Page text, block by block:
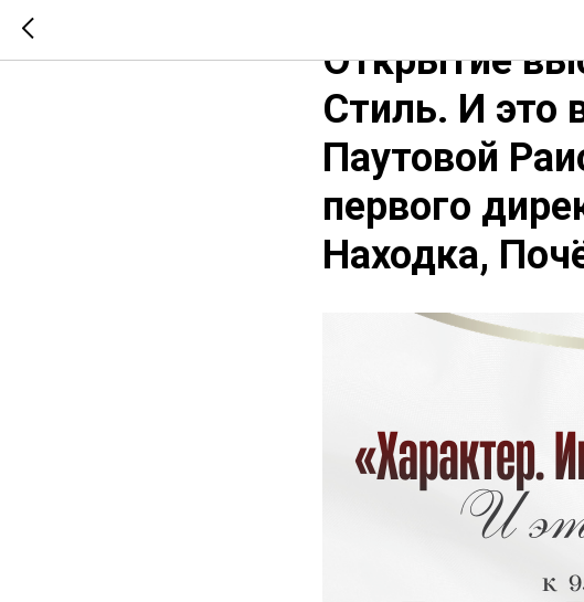
Открытие
Стиль. И это
Паутовой
первого
Находка,